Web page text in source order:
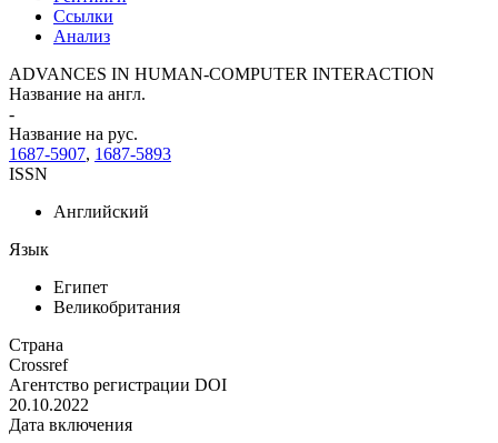
Ссылки
Анализ
ADVANCES IN HUMAN-COMPUTER INTERACTION
Название на англ.
-
Название на рус.
1687-5907, 1687-5893
ISSN
Английский
Язык
Египет
Великобритания
Страна
Crossref
Агентство регистрации DOI
20.10.2022
Дата включения